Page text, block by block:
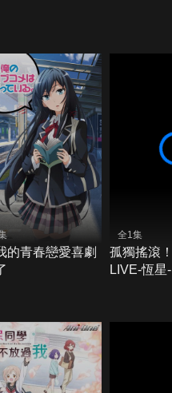
的青春戀愛喜劇
全1集
孤獨搖滾
LIVE-恆星-